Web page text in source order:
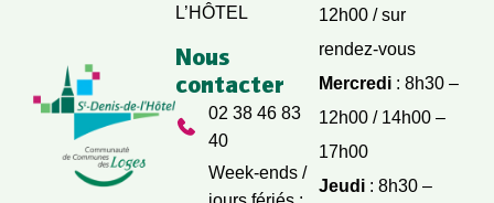
L’HÔTEL
Nous
contacter
02 38 46 83
40
Week-ends /
12h00 / sur
rendez-vous
Mercredi: 8h30 –
12h00 / 14h00 –
17h00
Jeudi: 8h30 –